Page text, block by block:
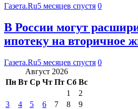
Газета.Ru5 месяцев спустя 0
В России могут
ипотеку на вторичное
Газета.Ru5 месяцев спустя 0
Август 2026
Пн Вт Ср Чт Пт Сб Вс
1
2
3
4 5 6 7 8
9